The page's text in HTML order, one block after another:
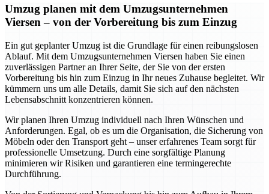
Umzug planen mit dem Umzugsunternehmen
Viersen – von der Vorbereitung bis zum Einzug
Ein gut geplanter Umzug ist die Grundlage für einen reibungslosen
Ablauf. Mit dem Umzugsunternehmen Viersen haben Sie einen
zuverlässigen Partner an Ihrer Seite, der Sie von der ersten
Vorbereitung bis hin zum Einzug in Ihr neues Zuhause begleitet. Wir
kümmern uns um alle Details, damit Sie sich auf den nächsten
Lebensabschnitt konzentrieren können.
Wir planen Ihren Umzug individuell nach Ihren Wünschen und
Anforderungen. Egal, ob es um die Organisation, die Sicherung von
Möbeln oder den Transport geht – unser erfahrenes Team sorgt für
professionelle Umsetzung. Durch eine sorgfältige Planung
minimieren wir Risiken und garantieren eine termingerechte
Durchführung.